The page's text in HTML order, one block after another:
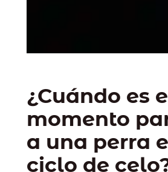
¿Cuándo es
momento
a una perra
ciclo de